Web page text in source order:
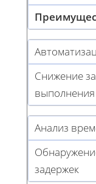
Снижение
выполнения
Анализ
задержек